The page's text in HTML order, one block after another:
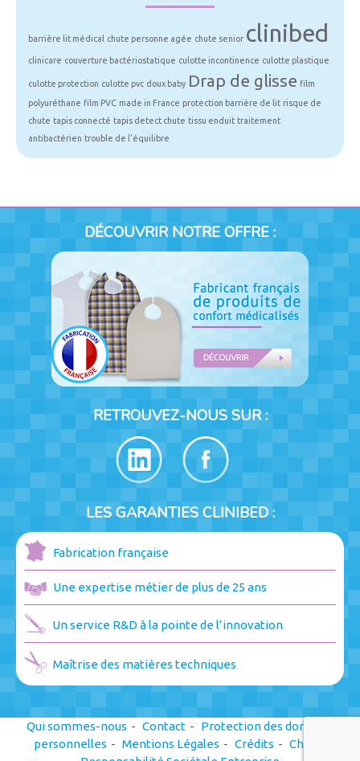
barrière lit médical chute personne agée chute senior clinibed
clinicare couverture bactériostatique culotte incontinence culotte plastique
culotte protection culotte pvc doux baby Drap de glisse film
polyuréthane film PVC made in France protection barrière de lit risque de
chute tapis connecté tapis detect chute tissu enduit traitement
antibactérien trouble de l'équilibre
DÉCOUVRIR NOTRE OFFRE :
RETROUVEZ-NOUS SUR :
LES GARANTIES CLINIBED :
Fabrication française
Une expertise métier de plus de 25 ans
Un service R&D à la pointe de l’innovation
Maîtrise des matières techniques
Qui sommes-nous Contact
Protection des données
personnelles
Mentions Légales Crédits
Charte